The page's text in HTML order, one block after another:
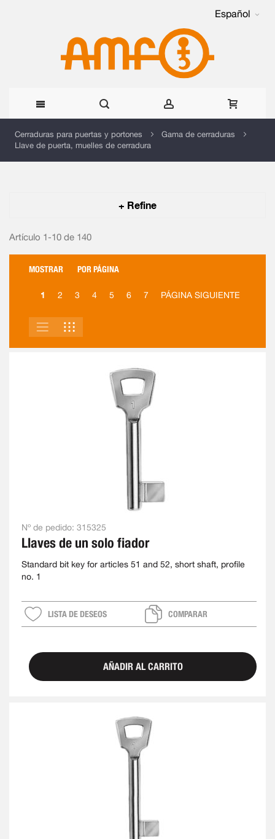
Español
Cerraduras para puertas y portones
Gama de cerraduras
Llave de puerta, muelles de cerradura
+ Refine
Artículo 1-10 de 140
MOSTRAR POR PÁGINA
1 2 3 4 5 6 7 PÁGINA SIGUIENTE
VER
COMO
LISTA
Nº de pedido: 315325
Llaves de un solo fiador
Standard bit key for articles 51 and 52, short shaft, profile
no. 1
LISTA DE DESEOS COMPARAR
AÑADIR AL CARRITO